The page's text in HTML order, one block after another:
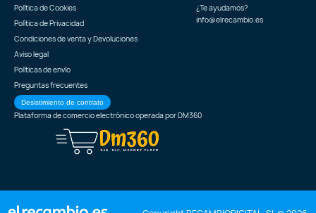
Política de Cookies
Política de Privacidad
Condiciones de venta y Devoluciones
Aviso legal
Políticas de envío
Preguntas frecuentes
Desistimiento de contrato
¿Te ayudamos?
info@elrecambio.es
Plataforma de comercio electrónico operada porDM360